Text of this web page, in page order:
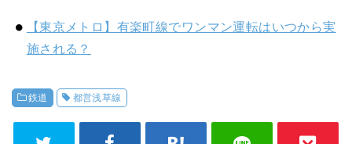
【東京メトロ】有楽町線でワンマン運転はいつから実
施される？
鉄道 都営浅草線